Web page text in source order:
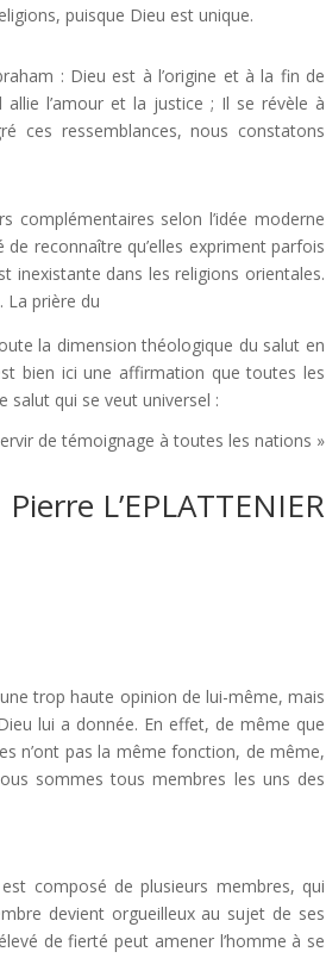
puisque Dieu est unique.
: Dieu est à l’origine et à la fin de
l’amour et la justice ; Il se révèle à
ces ressemblances, nous constatons
complémentaires selon l’idée moderne
reconnaître qu’elles expriment parfois
inexistante dans les religions orientales.
La prière du
la dimension théologique du salut en
bien ici une affirmation que toutes les
salut qui se veut universel :
de témoignage à toutes les nations »
Pierre L’EPLATTENIER
trop haute opinion de lui-même, mais
lui a donnée. En effet, de même que
n’ont pas la même fonction, de même,
sommes tous membres les uns des
composé de plusieurs membres, qui
devient orgueilleux au sujet de ses
de fierté peut amener l’homme à se